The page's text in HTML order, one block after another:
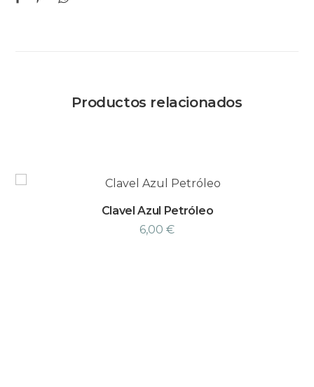
Productos relacionados
Clavel Azul Petróleo
6,00€